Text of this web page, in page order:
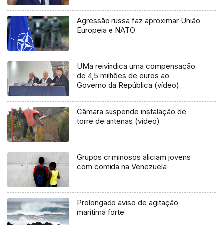
Agressão russa faz aproximar União
Europeia e NATO
UMa reivindica uma compensação
de 4,5 milhões de euros ao
Governo da República (vídeo)
Câmara suspende instalação de
torre de antenas (vídeo)
Grupos criminosos aliciam jovens
com comida na Venezuela
Prolongado aviso de agitação
marítima forte